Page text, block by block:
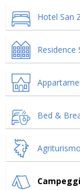
Hotel San
Residence
Bed &